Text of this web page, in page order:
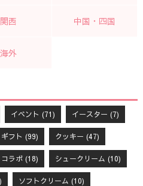
関西 中国・四国
海外
イベント (71) イースター (7)
ギフト (99) クッキー (47)
コラボ(18) シュークリーム (10)
ソフトクリーム (10)